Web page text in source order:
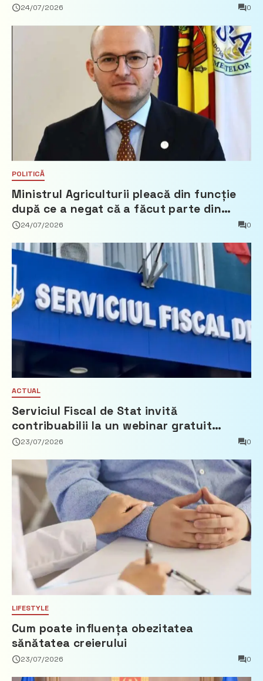
24/07/2026 0
POLITICĂ
Ministrul Agriculturii pleacă din funcție
după ce a negat că a făcut parte din
Partidul Democrat
24/07/2026 0
ACTUAL
Serviciul Fiscal de Stat invită
contribuabilii la un webinar gratuit
privind calculul impozitului pe bunurile
23/07/2026 0
LIFESTYLE
Cum poate influența obezitatea
sănătatea creierului
23/07/2026 0